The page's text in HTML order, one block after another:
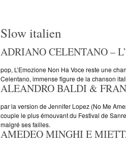
Slow italien
ADRIANO CELENTANO –
pop, L’Emozione Non Ha Voce reste une
Celentano, immense figure de la chanson
ALEANDRO BALDI &
par la version de Jennifer Lopez (No Me
couple le plus émouvant du Festival de
malgré ses failles.
AMEDEO MINGHI E